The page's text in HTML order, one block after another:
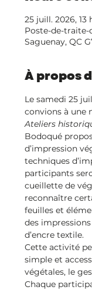
25 juill. 2026, 13
Poste-de-traite-
Saguenay, QC
À propos
Le samedi 25
convions à une
Ateliers
Bodoqué
d’impression
techniques
participants
cueillette de
reconnaître
feuilles et
des
d’encre textile.
Cette activité
simple et
végétales, le
Chaque